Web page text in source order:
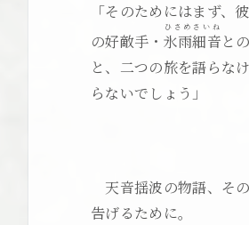
「そのためにはまず、
の好敵手・ 氷雨細音
ひさめさいね
と
と、二つの旅を語らな
らないでしょう」
天音揺波の物語、そ
告げるために。